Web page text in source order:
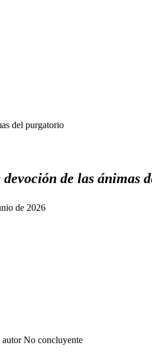
del purgatorio
devoción de las ánimas
de 2026
autor No concluyente